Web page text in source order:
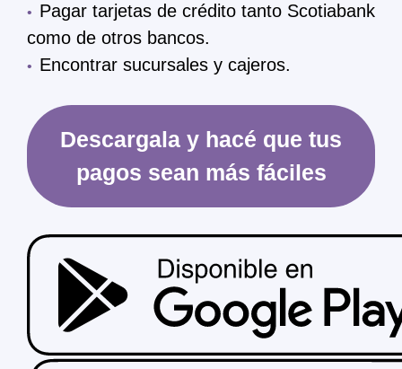
Pagar tarjetas de crédito tanto Scotiabank
como de otros bancos.
Encontrar sucursales y cajeros.
Descargala y hacé que tus
pagos sean más fáciles